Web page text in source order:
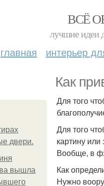
ВСЁ
лучшие идеи
главная интерьер
Как
двери.
вышла
Для того
Для того
картину или
Вообще, в
Как
Нужно